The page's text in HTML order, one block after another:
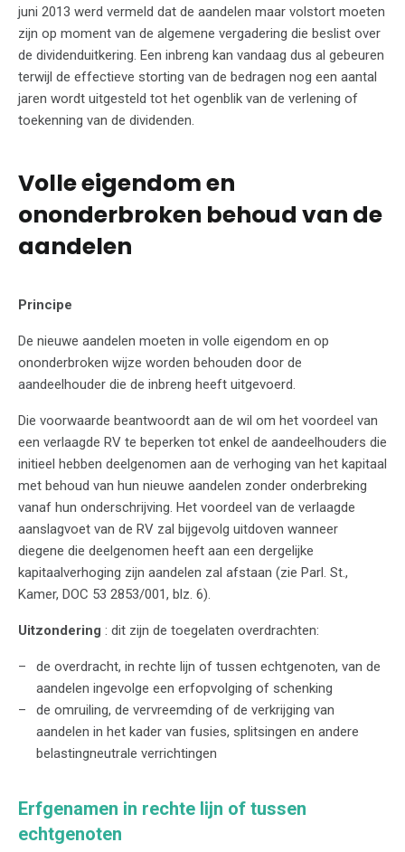
juni 2013 werd vermeld dat de aandelen maar volstort moeten
zijn op moment van de algemene vergadering die beslist over
de dividenduitkering. Een inbreng kan vandaag dus al gebeuren
terwijl de effectieve storting van de bedragen nog een aantal
jaren wordt uitgesteld tot het ogenblik van de verlening of
toekenning van de dividenden.
Volle eigendom en
ononderbroken behoud van de
aandelen
Principe
De nieuwe aandelen moeten in volle eigendom en op
ononderbroken wijze worden behouden door de
aandeelhouder die de inbreng heeft uitgevoerd.
Die voorwaarde beantwoordt aan de wil om het voordeel van
een verlaagde RV te beperken tot enkel de aandeelhouders die
initieel hebben deelgenomen aan de verhoging van het kapitaal
met behoud van hun nieuwe aandelen zonder onderbreking
vanaf hun onderschrijving. Het voordeel van de verlaagde
aanslagvoet van de RV zal bijgevolg uitdoven wanneer
diegene die deelgenomen heeft aan een dergelijke
kapitaalverhoging zijn aandelen zal afstaan (zie Parl. St.,
Kamer, DOC 53 2853/001, blz. 6).
Uitzondering : dit zijn de toegelaten overdrachten:
de overdracht, in rechte lijn of tussen echtgenoten, van de
aandelen ingevolge een erfopvolging of schenking
de omruiling, de vervreemding of de verkrijging van
aandelen in het kader van fusies, splitsingen en andere
belastingneutrale verrichtingen
Erfgenamen in rechte lijn of tussen
echtgenoten